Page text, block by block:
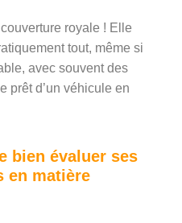
couverture royale ! Elle
tout, même si
avec souvent des
prêt d’un véhicule en
bien évaluer ses
en matière